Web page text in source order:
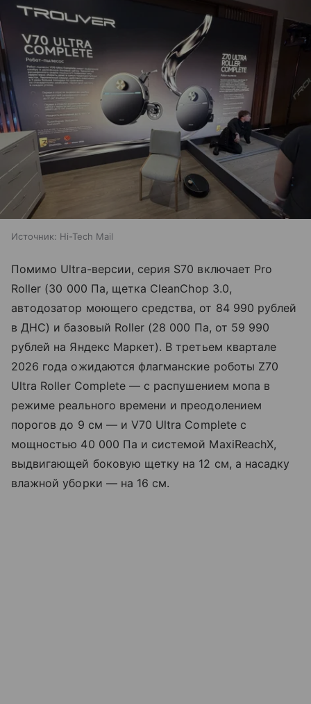
Источник: Hi-Tech Mail
Помимо Ultra-версии, серия S70 включает Pro
Roller (30 000 Па, щетка CleanChop 3.0,
автодозатор моющего средства, от 84 990 рублей
в ДНС) и базовый Roller (28 000 Па, от 59 990
рублей на Яндекс Маркет). В третьем квартале
2026 года ожидаются флагманские роботы Z70
Ultra Roller Complete — с распушением мопа в
режиме реального времени и преодолением
порогов до 9 см — и V70 Ultra Complete с
мощностью 40 000 Па и системой MaxiReachX,
выдвигающей боковую щетку на 12 см, а насадку
влажной уборки — на 16 см.